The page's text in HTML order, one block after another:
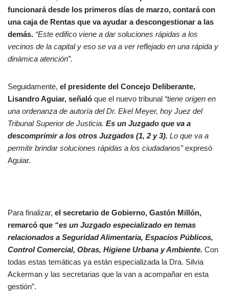
funcionará desde los primeros días de marzo, contará con
una caja de Rentas que va ayudar a descongestionar a las
demás. “Este edifico viene a dar soluciones rápidas a los
vecinos de la capital y eso se va a ver reflejado en una rápida y
dinámica atención”.
Seguidamente, el presidente del Concejo Deliberante,
Lisandro Aguiar, señaló que el nuevo tribunal “tiene origen en
una ordenanza de autoría del Dr. Ekel Meyer, hoy Juez del
Tribunal Superior de Justicia. Es un Juzgado que va a
descomprimir a los otros Juzgados (1, 2 y 3). Lo que va a
permitir brindar soluciones rápidas a los ciudadanos”expresó
Aguiar.
Para finalizar, el secretario de Gobierno, Gastón Millón,
remarcó que “es un Juzgado especializado en temas
relacionados a Seguridad Alimentaria, Espacios Públicos,
Control Comercial, Obras, Higiene Urbana y Ambiente. Con
todas estas temáticas ya están especializada la Dra. Silvia
Ackerman y las secretarias que la van a acompañar en esta
gestión”.